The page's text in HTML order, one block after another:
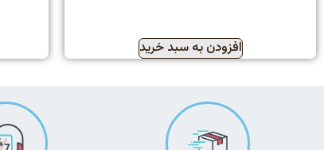
افزودن به سبد خرید